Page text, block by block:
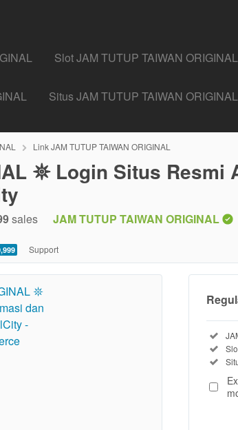
Slot JAM TUTUP TAIWAN ORIGINAL
Situs JAM TUTUP TAIWAN ORIGINAL
Link JAM TUTUP TAIWAN ORIGINAL
𖤓 Login Situs Resmi
sales JAM TUTUP TAIWAN ORIGINAL
Support
Use,